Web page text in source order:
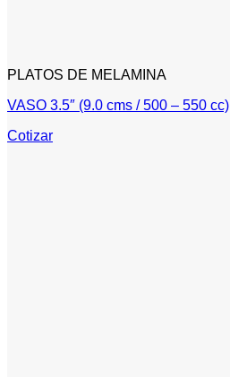
PLATOS DE MELAMINA
VASO 3.5″ (9.0 cms / 500 – 550 cc)
Cotizar